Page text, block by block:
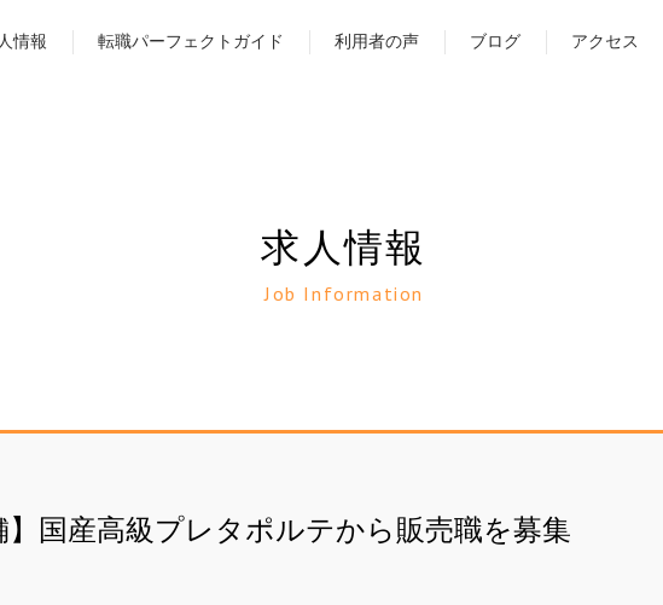
情報 転職パーフェクトガイド 利用者の声 ブログ アクセス
求人情報
Job Information
】国産高級プレタポルテから販売職を募集